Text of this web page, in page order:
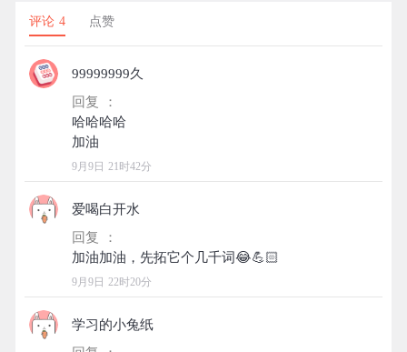
评论 4 点赞
99999999久
回复 ：
哈哈哈哈
9月9日 21时42分
爱喝白开水
回复 ：
9月9日 22时20分
学习的小兔纸